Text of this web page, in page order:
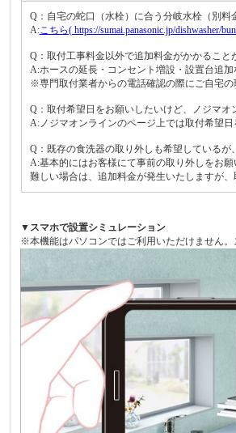
Q：自宅の蛇口（水栓）に合う分岐水栓（別料
A:こちら( https://sumai.panasonic.jp/dishwasher/
Q：取付工事料金以外で追加料金がかかること
A:ホースの延長・コンセント増設・設置台追
※専門取付業者からの電話確認の際にご自宅の
Q：取付希望日をお願いしたいけど、ノジマ
A:ノジマオンラインのページ上では取付希望
Q：既存の食洗器の取り外しも希望しているが
A:基本的にはお客様にて事前の取り外しをお願
難しい場合は、追加料金が発生いたしますが
▼スマホで設置シミュレーション
※本機能はパソコンではご利用いただけません。